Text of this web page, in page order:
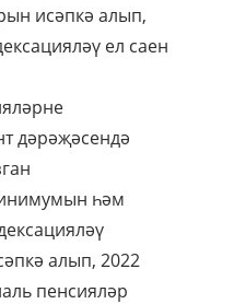
исәпкә алып,
ел саен
дәрәҗәсендә
һәм
алып, 2022
пенсияләр